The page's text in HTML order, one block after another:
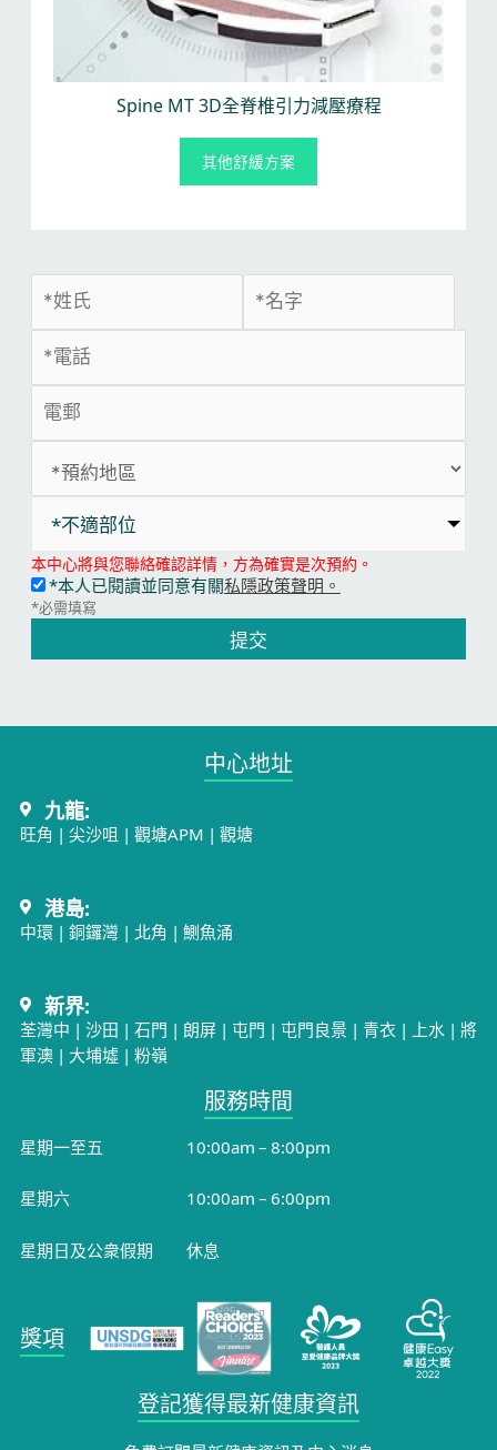
Spine MT 3D全脊椎引力減壓療程
其他舒緩方案
*不適部位
本中心將與您聯絡確認詳情，方為確實是次預約。
*本人已閱讀並同意有關私隱政策聲明。
*必需填寫
提交
中心地址​
九龍:
旺角 | 尖沙咀 | 觀塘APM | 觀塘
港島:
中環| 銅鑼灣 | 北角 | 鰂魚涌
新界:
荃灣中 | 沙田 | 石門 | 朗屏| 屯門 | 屯門良景 | 青衣 | 上水 | 將
軍澳| 大埔墟| 粉嶺
服務時間​
星期一至五 10:00am – 8:00pm
星期六 10:00am – 6:00pm
星期日及公衆假期 休息
登記獲得最新健康資訊
獎項